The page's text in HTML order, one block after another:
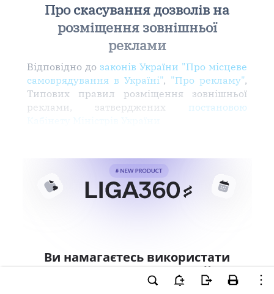
Про скасування дозволів на
розміщення зовнішньої
реклами
Відповідно до законів України "Про місцеве
самоврядування в Україні", "Про рекламу",
Типових правил розміщення зовнішньої
реклами, затверджених постановою
Ви намагаєтесь використати
інструменти для професійної
роботи з документом.